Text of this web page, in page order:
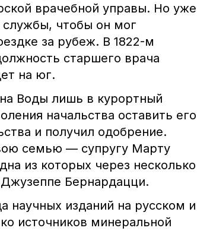
врачебной управы. Но уже
службы, чтобы он мог
за рубеж. В 1822-м
старшего врача
на юг.
Воды лишь в курортный
начальства оставить его
и получил одобрение.
семью — супругу Марту
из которых через несколько
Бернардацци.
научных изданий на русском и
источников минеральной